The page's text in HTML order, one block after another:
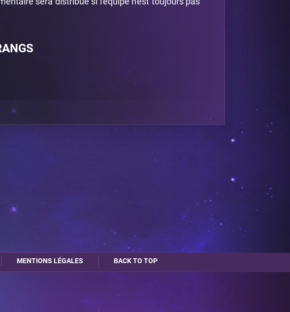
MENTIONS LÉGALES BACK TO TOP